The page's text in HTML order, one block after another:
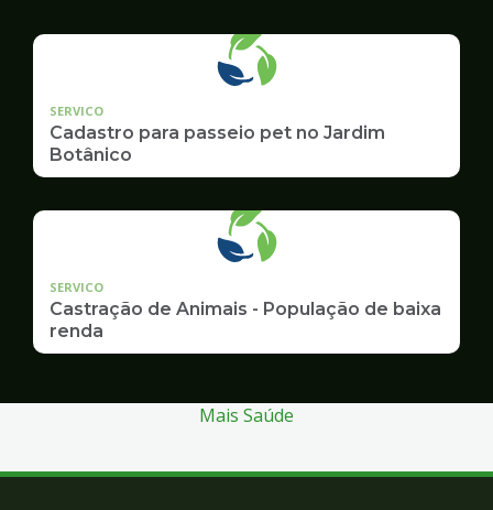
SERVICO
Cadastro para passeio pet no Jardim
Botânico
SERVICO
Castração de Animais - População de baixa
renda
Mais Saúde